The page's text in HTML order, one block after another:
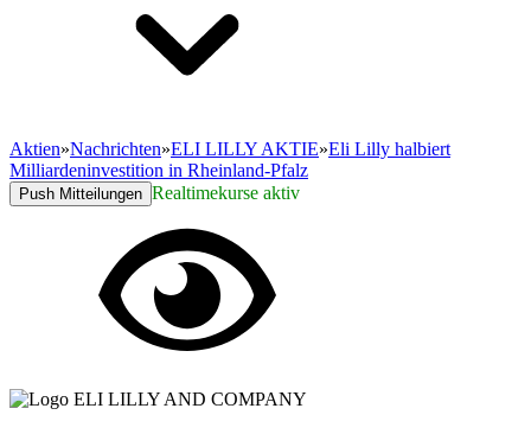
Aktien»Nachrichten»ELI LILLY AKTIE»Eli Lilly halbiert
Milliardeninvestition in Rheinland-Pfalz
Push Mitteilungen Realtimekurse aktiv